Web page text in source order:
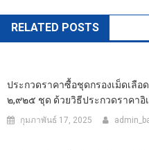
RELATED POSTS
ประกวดราคาซื้อชุดกรองเม็ดเลือ
๒,๙๒๕ ชุด ด้วยวิธีประกวดราคาอิ
กุมภาพันธ์ 17, 2025